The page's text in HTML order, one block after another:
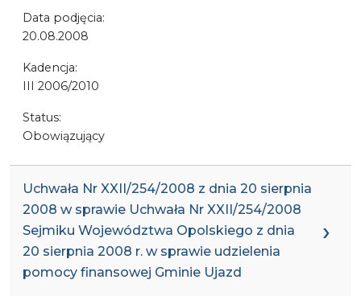
Data podjęcia:
20.08.2008
Kadencja:
III 2006/2010
Status:
Obowiązujący
Uchwała Nr XXII/254/2008 z dnia 20 sierpnia
2008 w sprawie Uchwała Nr XXII/254/2008
Sejmiku Województwa Opolskiego z dnia
20 sierpnia 2008 r. w sprawie udzielenia
pomocy finansowej Gminie Ujazd